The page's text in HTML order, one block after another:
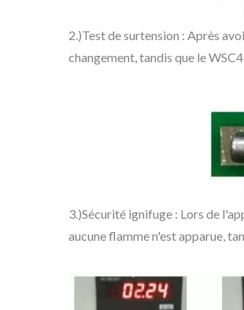
2.)Test de surtension : Après
changement, tandis que le
3.)Sécurité ignifuge : Lors de
aucune flamme n'est apparue,